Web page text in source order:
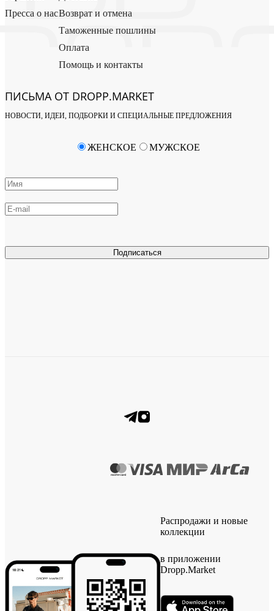
Пресса о насВозврат и отмена
Таможенные пошлины
Оплата
Помощь и контакты
ПИСЬМА ОТ DROPP.MARKET
НОВОСТИ, ИДЕИ, ПОДБОРКИ И СПЕЦИАЛЬНЫЕ ПРЕДЛОЖЕНИЯ
Подписаться
ЖЕНСКОЕ МУЖСКОЕ
Распродажи и новые
коллекции
в приложении
Dropp.Market